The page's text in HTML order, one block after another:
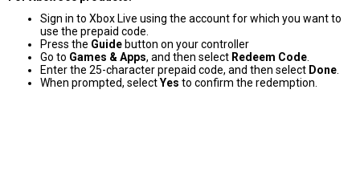
Sign in to Xbox Live using the account for which you want to
use the prepaid code.
Press the Guide button on your controller
Go to Games & Apps, and then select Redeem Code.
Enter the 25-character prepaid code, and then select Done.
When prompted, selectYes to confirm the redemption.